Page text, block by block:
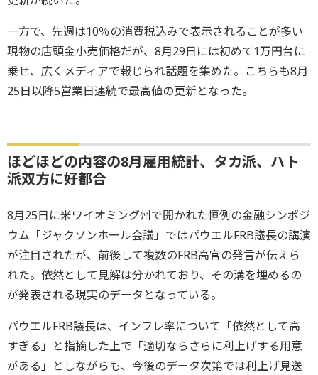
一方で、先週は10％の消費税込みで表示されることが多い
現物の店頭金小売価格だが、8月29日には初めて1万円台に
乗せ、広くメディアで報じられ話題を集めた。こちらも8月
25日以降5営業日連続で最高値の更新となった。
ほどほどの内容の8月雇用統計、タカ派、ハト
派双方に好都合
8月25日に米ワイオミング州で開かれた恒例の金融シンポジ
ウム「ジャクソンホール会議」ではパウエルFRB議長の講演
が注目されたが、前後して複数のFRB高官の発言が伝えら
れた。依然として見解は分かれており、その溝を埋めるの
が発表される現実のデータとなっている。
パウエルFRB議長は、インフレ率について「依然として高
すぎる」と指摘した上で「適切ならさらに利上げする用意
がある」としながらも、今後のデータ次第では利上げ見送